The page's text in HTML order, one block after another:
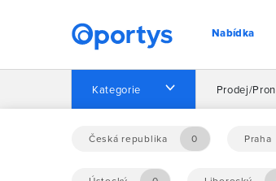
Nabídka
Kategorie Prodej/
Česká republika 0 Praha
Domů Nabídka